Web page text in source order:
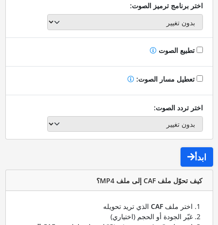
اختر برنامج ترميز الصوت:
تطبيع الصوت
تعطيل مسار الصوت:
اختر تردد الصوت:
ابدأ
كيف تحوّل ملف CAF إلى ملف MP4؟
اختر ملف CAFالذي تريد تحويله
غيّر الجودة أو الحجم (اختياري)